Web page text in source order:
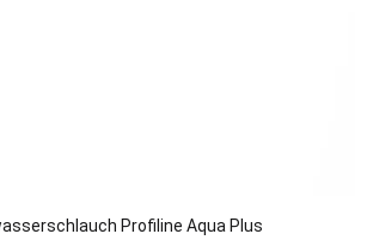
Profiline Aqua Plus